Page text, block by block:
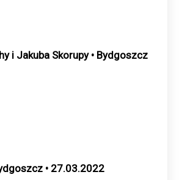
i Jakuba Skorupy • Bydgoszcz
• 27.03.2022